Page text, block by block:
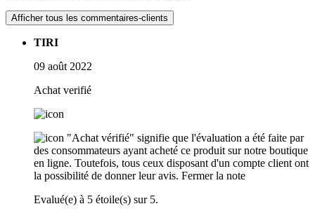
Afficher tous les commentaires-clients
TIRI
09 août 2022
Achat verifié
"Achat vérifié" signifie que l'évaluation a été faite par
des consommateurs ayant acheté ce produit sur notre boutique
en ligne. Toutefois, tous ceux disposant d'un compte client ont
la possibilité de donner leur avis. Fermer la note
Evalué(e) à 5 étoile(s) sur 5.